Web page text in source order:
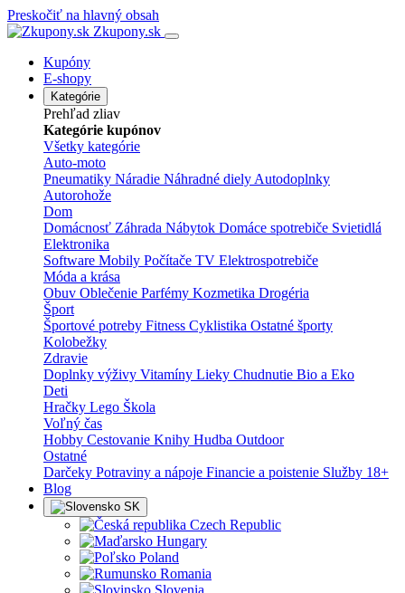
Preskočiť na hlavný obsah
Zkupony.sk
Kupóny
E-shopy
Kategórie
Prehľad zliav
Kategórie kupónov
Všetky kategórie
Auto-moto
Pneumatiky Náradie Náhradné diely Autodoplnky
Autorohože
Dom
Domácnosť Záhrada Nábytok Domáce spotrebiče Svietidlá
Elektronika
Software Mobily Počítače TV Elektrospotrebiče
Móda a krása
Obuv Oblečenie Parfémy Kozmetika Drogéria
Šport
Športové potreby Fitness Cyklistika Ostatné športy
Kolobežky
Zdravie
Doplnky výživy Vitamíny Lieky Chudnutie Bio a Eko
Deti
Hračky Lego Škola
Voľný čas
Hobby Cestovanie Knihy Hudba Outdoor
Ostatné
Darčeky Potraviny a nápoje Financie a poistenie Služby 18+
Blog
SK
Czech Republic
Hungary
Poland
Romania
Slovenia